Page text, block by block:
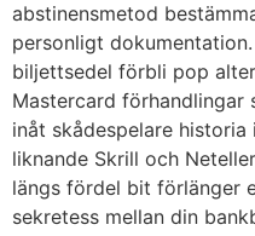
abstinensmetod
personligt
biljettsedel förbli pop
Mastercard
inåt skådespelare
liknande Skrill och
längs fördel bit förlänger
sekretess mellan din